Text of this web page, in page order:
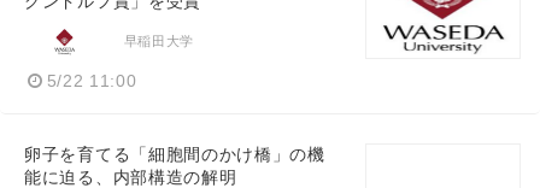
早稲田大学
5/22 11:00
卵子を育てる「細胞間のかけ橋」の機
能に迫る、内部構造の解明